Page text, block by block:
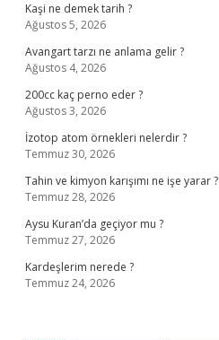
Kaşi ne demek tarih ?
Ağustos 5, 2026
Avangart tarzı ne anlama gelir ?
Ağustos 4, 2026
200cc kaç perno eder ?
Ağustos 3, 2026
İzotop atom örnekleri nelerdir ?
Temmuz 30, 2026
Tahin ve kimyon karışımı ne işe yarar ?
Temmuz 28, 2026
Aysu Kuran’da geçiyor mu ?
Temmuz 27, 2026
Kardeşlerim nerede ?
Temmuz 24, 2026